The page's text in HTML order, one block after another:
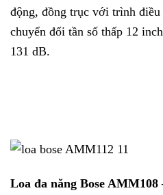
động, đồng trục với trình
chuyển đổi tần số thấp 12
131 dB.
Loa đa năng Bose AMM108